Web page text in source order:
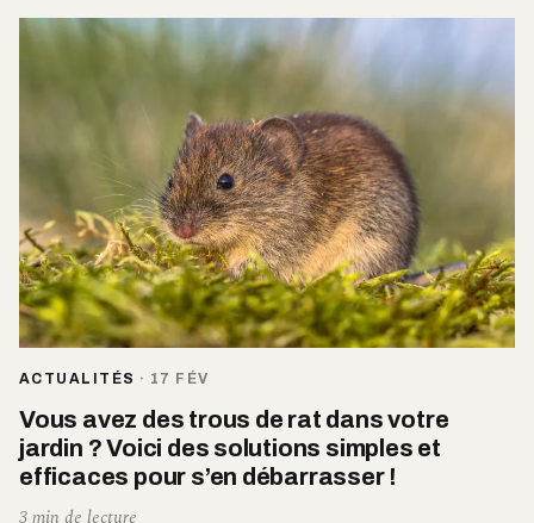
ACTUALITÉS · 17 FÉV
Vous avez des trous de rat dans votre
jardin ? Voici des solutions simples et
efficaces pour s’en débarrasser !